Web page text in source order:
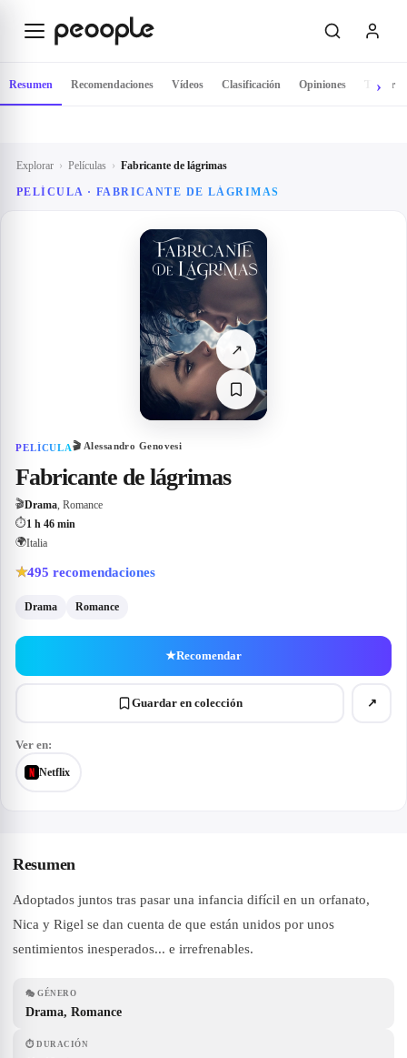
Explorar › Películas › Fabricante de lágrimas
PELÍCULA · FABRICANTE DE LÁGRIMAS
↗
PELÍCULA🎬 Alessandro Genovesi
Fabricante de lágrimas
🎬Drama, Romance
⏱1 h 46 min
🌍Italia
★495 recomendaciones
Drama Romance
★Recomendar
Guardar en colección ↗
Ver en:
Netflix
Resumen Recomendaciones Vídeos Clasificación Opiniones Tráiler
Resumen
Adoptados juntos tras pasar una infancia difícil en un orfanato,
Nica y Rigel se dan cuenta de que están unidos por unos
sentimientos inesperados... e irrefrenables.
🎭 GÉNERO
Drama, Romance
⏱ DURACIÓN